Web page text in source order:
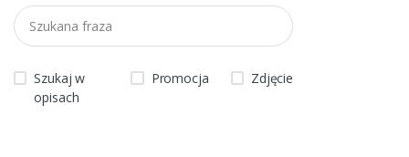
Szukaj w
opisach
Promocja Zdjęcie